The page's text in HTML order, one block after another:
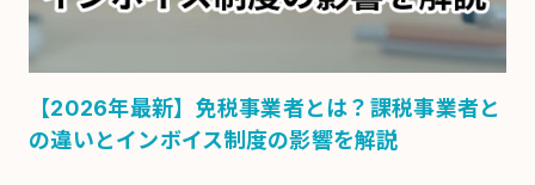
【2026年最新】免税事業者とは？課税事業者と
の違いとインボイス制度の影響を解説